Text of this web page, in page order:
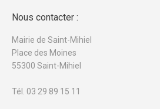
Nous contacter :
Mairie de Saint-Mihiel
Place des Moines
55300 Saint-Mihiel
Tél. 03 29 89 15 11